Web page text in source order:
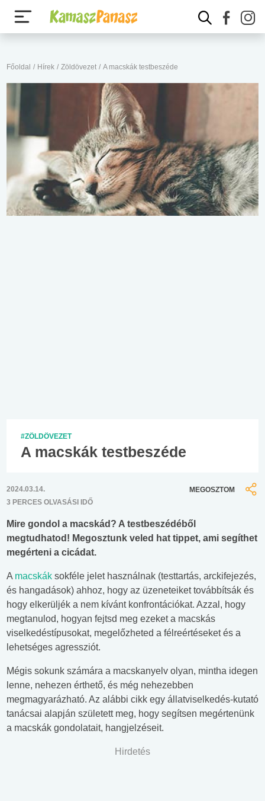
Főoldal / Hírek / Zöldövezet / A macskák testbeszéde
#ZÖLDÖVEZET
A macskák testbeszéde
2024.03.14.
3 PERCES OLVASÁSI IDŐ
MEGOSZTOM
Mire gondol a macskád? A testbeszédéből
megtudhatod! Megosztunk veled hat tippet, ami segíthet
megérteni a cicádat.
A macskák sokféle jelet használnak (testtartás, arckifejezés,
és hangadások) ahhoz, hogy az üzeneteiket továbbítsák és
hogy elkerüljék a nem kívánt konfrontációkat. Azzal, hogy
megtanulod, hogyan fejtsd meg ezeket a macskás
viselkedéstípusokat, megelőzheted a félreértéseket és a
lehetséges agressziót.
Mégis sokunk számára a macskanyelv olyan, mintha idegen
lenne, nehezen érthető, és még nehezebben
megmagyarázható. Az alábbi cikk egy állatviselkedés-kutató
tanácsai alapján született meg, hogy segítsen megértenünk
a macskák gondolatait, hangjelzéseit.
Hirdetés